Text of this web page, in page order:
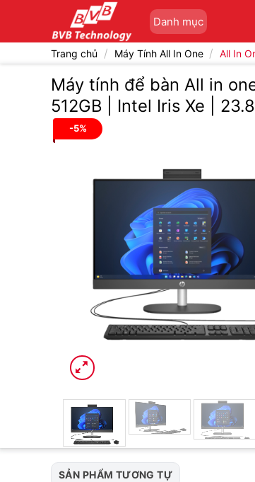
Danh mục
Trang chủ / Máy Tính All In One / All In
Máy tính để bàn All in
512GB | Intel Iris Xe |
-5%
SẢN PHẨM TƯƠNG TỰ